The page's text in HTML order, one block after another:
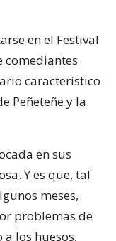
en el Festival
comediantes
característico
Peñeteñe y la
en sus
Y es que, tal
meses,
problemas de
los huesos,